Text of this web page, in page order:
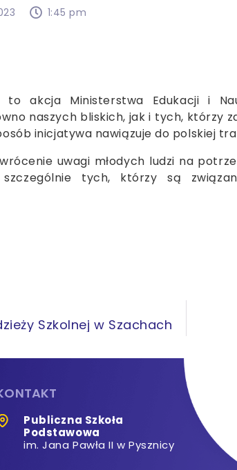
1:45 pm
to akcja Ministerstwa Edukacji i
naszych bliskich, jak i tych, którzy
inicjatywa nawiązuje do polskiej
uwagi młodych ludzi na
szczególnie tych, którzy są
Szkolnej w Szachach
Publiczna Szkoła
Podstawowa
im. Jana Pawła II w Pysznicy